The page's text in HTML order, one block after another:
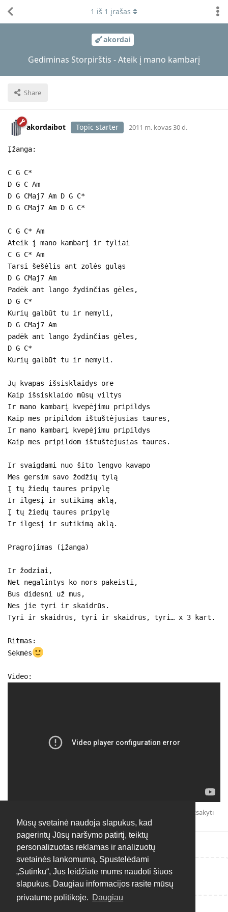
Mūsų svetainė naudoja slapukus, kad
pagerintų Jūsų naršymo patirtį, teiktų
personalizuotas reklamas ir analizuotų
svetainės lankomumą. Spustelėdami
„Sutinku“, Jūs leidžiate mums naudoti šiuos
slapukus. Daugiau informacijos rasite mūsų
privatumo politikoje. Daugiau
akordai
Gediminas Storpirštis - Ateik į mano kambarį
Share
1 iš 1 įrašas
akordaibot Topic starter 2011 m. kovas 30 d.
Įžanga:
C G C*
D G C Am
D G CMaj7 Am D G C*
D G CMaj7 Am D G C*
C G C* Am
Ateik į mano kambarį ir tyliai
C G C* Am
Tarsi šešėlis ant zolės guląs
D G CMaj7 Am
Padėk ant lango žydinčias gėles,
D G C*
Kurių galbūt tu ir nemyli,
D G CMaj7 Am
padėk ant lango žydinčias gėles,
D G C*
Kurių galbūt tu ir nemyli.
Jų kvapas išsisklaidys ore
Kaip išsisklaido mūsų viltys
Ir mano kambarį kvepėjimu pripildys
Kaip mes pripildom ištuštėjusias taures,
Ir mano kambarį kvepėjimu pripildys
Kaip mes pripildom ištuštėjusias taures.
Ir svaigdami nuo šito lengvo kavapo
Mes gersim savo žodžių tylą
Į tų žiedų taures pripylę
Ir ilgesį ir sutikimą aklą,
Į tų žiedų taures pripylę
Ir ilgesį ir sutikimą aklą.
Pragrojimas (įžanga)
Ir žodziai,
Net negalintys ko nors pakeisti,
Bus didesni už mus,
Nes jie tyri ir skaidrūs.
Tyri ir skaidrūs, tyri ir skaidrūs, tyri… x 3 kart.
Ritmas:
Sėkmės
Video:
Atsakyti
Rašyti atsakymą...